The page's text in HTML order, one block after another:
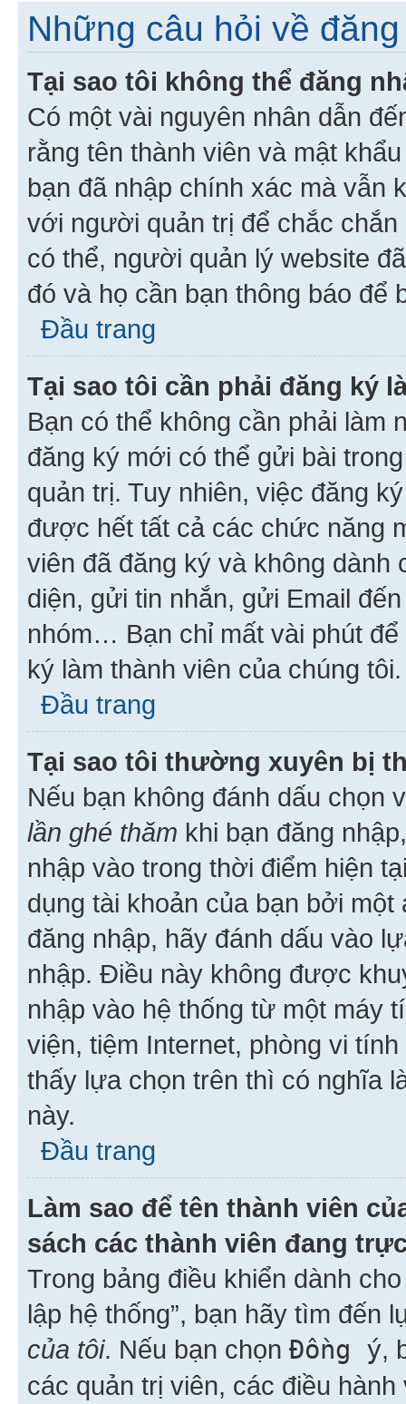
Những câu hỏi về
Tại sao tôi không thể đăng
Có một vài nguyên nhân dẫn
rằng tên thành viên và mật
bạn đã nhập chính xác mà vẫn
với người quản trị để chắc
có thể, người quản lý website
đó và họ cần bạn thông báo để
Đầu trang
Tại sao tôi cần phải đăng ký
Bạn có thể không cần phải làm
đăng ký mới có thể gửi bài
quản trị. Tuy nhiên, việc đăng
được hết tất cả các chức năng
viên đã đăng ký và không
diện, gửi tin nhắn, gửi Email
nhóm… Bạn chỉ mất vài phút
ký làm thành viên của chúng tôi.
Đầu trang
Tại sao tôi thường xuyên bị
Nếu bạn không đánh dấu chọn
lần ghé thăm khi bạn đăng
nhập vào trong thời điểm hiện
dụng tài khoản của bạn bởi
đăng nhập, hãy đánh dấu vào
nhập. Điều này không được
nhập vào hệ thống từ một máy
viện, tiệm Internet, phòng vi
thấy lựa chọn trên thì có nghĩa
này.
Đầu trang
Làm sao để tên thành viên
sách các thành viên đang
Trong bảng điều khiển dành
lập hệ thống”, bạn hãy tìm đến
của tôi. Nếu bạn chọn Đồng ý,
các quản trị viên, các điều